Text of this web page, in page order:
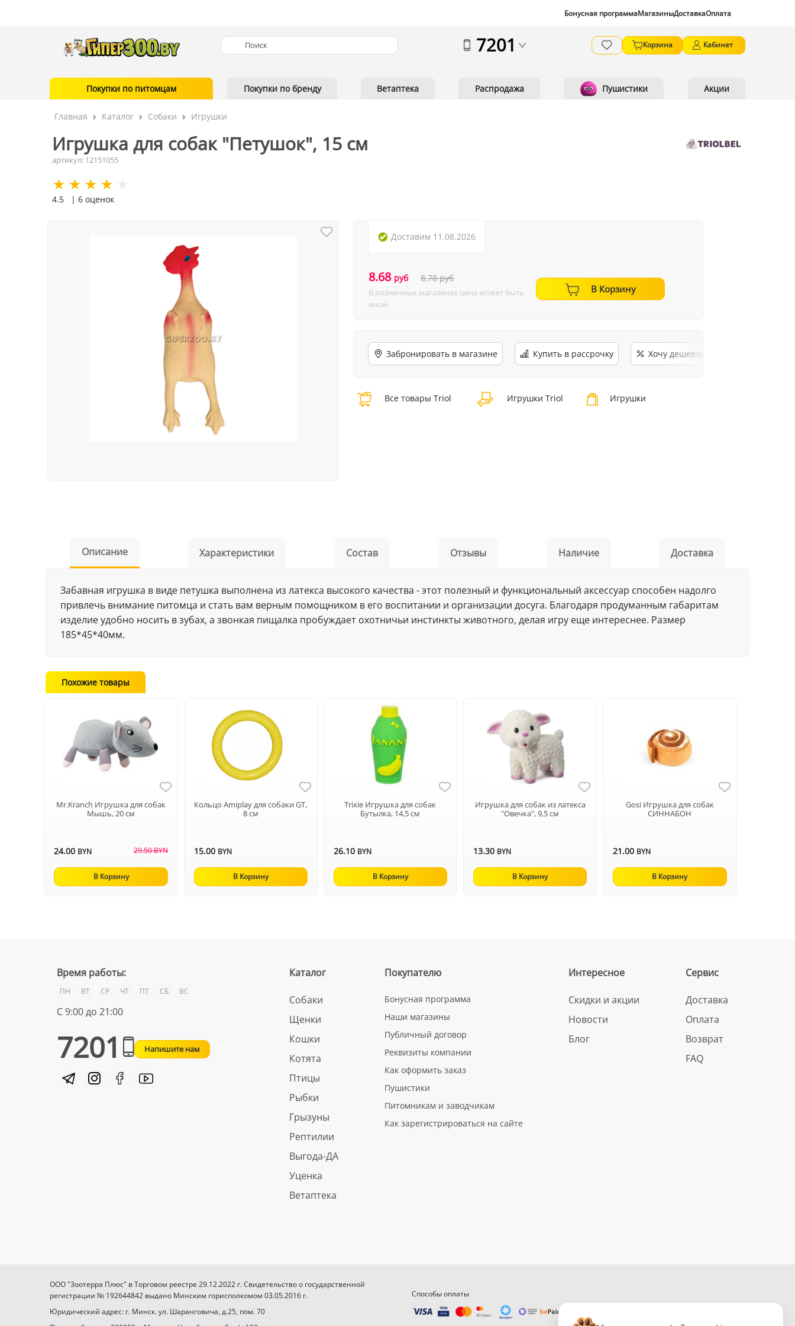
Бонусная программаМагазиныДоставкаОплата
7201 Корзина Кабинет
Покупки по питомцам Покупки по бренду Ветаптека Распродажа Пушистики Акции
Главная Каталог Собаки Игрушки
Игрушка для собак "Петушок", 15 см
артикул: 12151055
4.5 | 6 оценок
Доставим 11.08.2026
8.68 руб 8.78руб
В розничных магазинах цена может быть
иной
В Корзину
Забронировать в магазине Купить в рассрочку Хочу дешевле
Все товары Triol Игрушки Triol Игрушки
Описание Характеристики Состав Отзывы Наличие Доставка
Забавная игрушка в виде петушка выполнена из латекса высокого качества - этот полезный и функциональный аксессуар способен надолго
привлечь внимание питомца и стать вам верным помощником в его воспитании и организации досуга. Благодаря продуманным габаритам
изделие удобно носить в зубах, а звонкая пищалка пробуждает охотничьи инстинкты животного, делая игру еще интереснее. Размер
185*45*40мм.
Похожие товары
Mr.Kranch Игрушка для собак
Мышь, 20 см
24.00 BYN 29.50 BYN
В Корзину
Кольцо Аmiplay для собаки GT,
8 см
15.00 BYN
В Корзину
Trixie Игрушка для собак
Бутылка, 14,5 см
26.10 BYN
В Корзину
Игрушка для собак из латекса
"Овечка", 9,5 см
13.30 BYN
В Корзину
Gosi Игрушка для собак
СИННАБОН
21.00 BYN
В Корзину
Время работы:
ПН ВТ СР ЧТ ПТ СБ ВС
С 9:00 до 21:00
7201 Напишите нам
Каталог
Собаки
Щенки
Кошки
Котята
Птицы
Рыбки
Грызуны
Рептилии
Выгода-ДА
Уценка
Ветаптека
Покупателю
Бонусная программа
Наши магазины
Публичный договор
Реквизиты компании
Как оформить заказ
Пушистики
Питомникам и заводчикам
Как зарегистрироваться на сайте
Интересное
Скидки и акции
Новости
Блог
Сервис
Доставка
Оплата
Возврат
FAQ
ООО "Зоотерра Плюс" в Торговом реестре 29.12.2022 г. Свидетельство о государственной
регистрации № 192644842 выдано Минским горисполкомом 03.05.2016 г.
Юридический адрес: г. Минск. ул. Шаранговича, д.25, пом. 70
Способы оплаты